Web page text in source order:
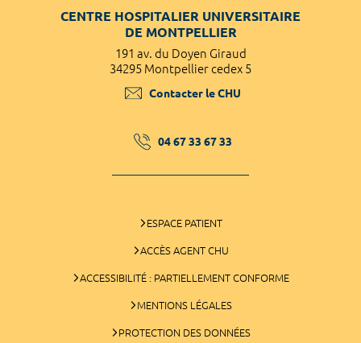
CENTRE HOSPITALIER UNIVERSITAIRE
DE MONTPELLIER
191 av. du Doyen Giraud
34295 Montpellier cedex 5
Contacter le CHU
04 67 33 67 33
ESPACE PATIENT
ACCÈS AGENT CHU
ACCESSIBILITÉ : PARTIELLEMENT CONFORME
MENTIONS LÉGALES
PROTECTION DES DONNÉES